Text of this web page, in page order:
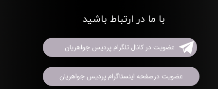
با ما در ارتباط باشید
عضویت در کانال تلگرام پردیس جواهریان
عضویت درصفحه اینستاگرام پردیس جواهریان